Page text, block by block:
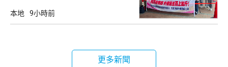
本地 9小時前
更多新聞